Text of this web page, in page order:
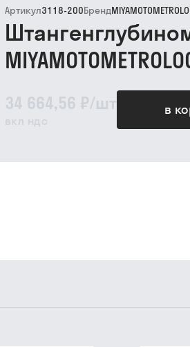
34 664,56 ₽/шт
вкл ндс
в
Артикул3118-200Бренд